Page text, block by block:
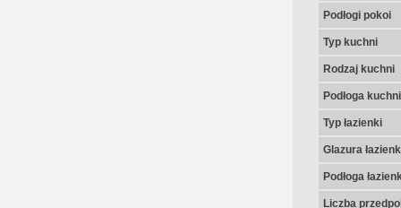
Podłogi pokoi
Typ kuchni
Rodzaj kuchni
Podłoga kuchni
Typ łazienki
Glazura
Podłoga
Liczba